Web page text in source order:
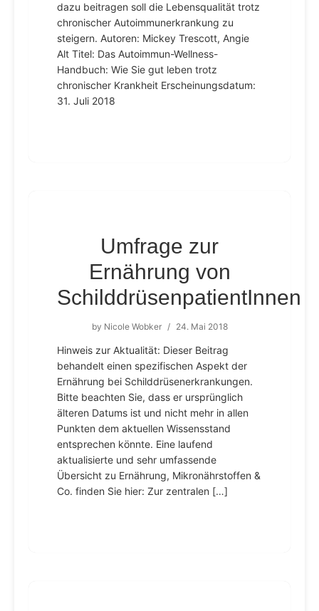
dazu beitragen soll die Lebensqualität trotz
chronischer Autoimmunerkrankung zu
steigern. Autoren: Mickey Trescott, Angie
Alt Titel: Das Autoimmun-Wellness-
Handbuch: Wie Sie gut leben trotz
chronischer Krankheit Erscheinungsdatum:
31. Juli 2018
Umfrage zur
Ernährung von
SchilddrüsenpatientInnen
by Nicole Wobker / 24. Mai 2018
Hinweis zur Aktualität: Dieser Beitrag
behandelt einen spezifischen Aspekt der
Ernährung bei Schilddrüsenerkrankungen.
Bitte beachten Sie, dass er ursprünglich
älteren Datums ist und nicht mehr in allen
Punkten dem aktuellen Wissensstand
entsprechen könnte. Eine laufend
aktualisierte und sehr umfassende
Übersicht zu Ernährung, Mikronährstoffen &
Co. finden Sie hier: Zur zentralen […]